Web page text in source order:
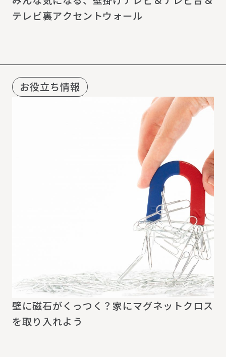
テレビ裏アクセントウォール
お役立ち情報
壁に磁石がくっつく？家にマグネットクロス
を取り入れよう